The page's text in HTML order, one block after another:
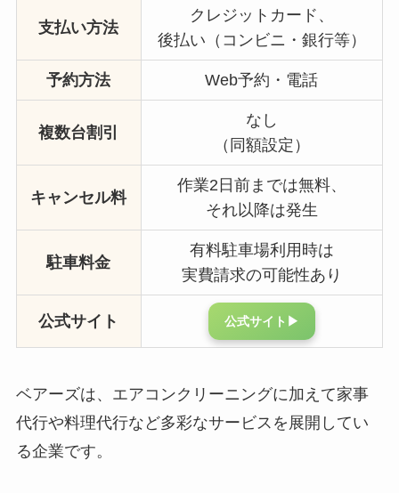
支払い方法
クレジットカード、
後払い（コンビニ・銀行等）
予約方法 Web予約・電話
複数台割引
なし
（同額設定）
キャンセル料
作業2日前までは無料、
それ以降は発生
駐車料金
有料駐車場利用時は
実費請求の可能性あり
公式サイト 公式サイト▶︎
ベアーズは、エアコンクリーニングに加えて家事
代行や料理代行など多彩なサービスを展開してい
る企業です。